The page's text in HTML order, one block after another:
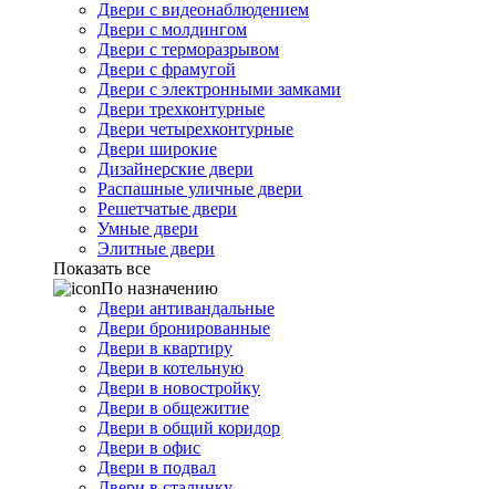
Двери с видеонаблюдением
Двери с молдингом
Двери с терморазрывом
Двери с фрамугой
Двери с электронными замками
Двери трехконтурные
Двери четырехконтурные
Двери широкие
Дизайнерские двери
Распашные уличные двери
Решетчатые двери
Умные двери
Элитные двери
Показать все
По назначению
Двери антивандальные
Двери бронированные
Двери в квартиру
Двери в котельную
Двери в новостройку
Двери в общежитие
Двери в общий коридор
Двери в офис
Двери в подвал